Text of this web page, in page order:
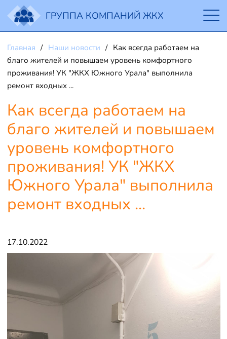
ГРУППА КОМПАНИЙ ЖКХ
Главная Наши новости
Как всегда работаем на
благо жителей и повышаем уровень комфортного
проживания! УК "ЖКХ Южного Урала" выполнила
ремонт входных ...
Как всегда работаем на
благо жителей и повышаем
уровень комфортного
проживания! УК "ЖКХ
Южного Урала" выполнила
ремонт входных ...
17.10.2022